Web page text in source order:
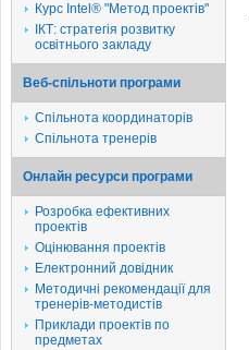
Курс Intel® "Метод проектів"
ІКТ: стратегія розвитку
освітнього закладу
Веб-спільноти програми
Спільнота координаторів
Спільнота тренерів
Онлайн ресурси програми
Розробка ефективних
проектів
Оцінювання проектів
Електронний довідник
Методичні рекомендації для
тренерів-методистів
Приклади проектів по
предметах